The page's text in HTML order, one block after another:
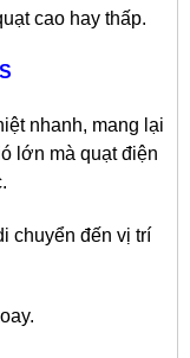
cao hay thấp.
nhanh, mang lại
lớn mà quạt điện
chuyển đến vị trí